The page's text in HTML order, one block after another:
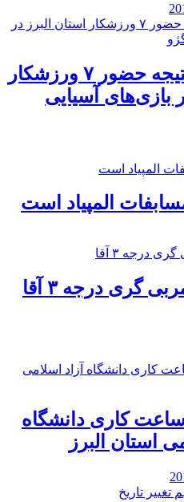
۲ مدال برنز نتیجه حضور ۷ ورزشکار
بازی‌های آسیایی
المپیاد است
گری درجه ۳ آقا
کاری دانشگاه
استان البرز